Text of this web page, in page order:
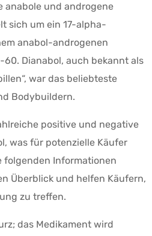
anabole und androgene
sich um ein 17-alpha-
anabol-androgenen
Dianabol, auch bekannt als
war das beliebteste
Bodybuildern.
positive und negative
was für potenzielle Käufer
folgenden Informationen
Überblick und helfen Käufern,
zu treffen.
das Medikament wird